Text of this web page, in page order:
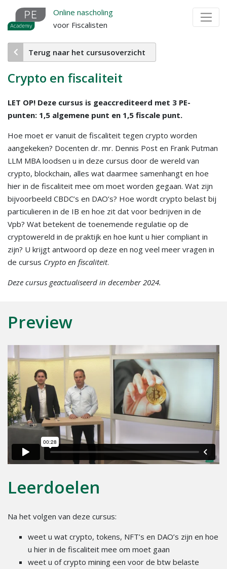
Overslaan
naar
de
inhoud
Online nascholing
voor Fiscalisten
Terug naar het cursusoverzicht
Crypto en fiscaliteit
LET OP! Deze cursus is geaccrediteerd met 3 PE-
punten: 1,5 algemene punt en 1,5 fiscale punt.
Hoe moet er vanuit de fiscaliteit tegen crypto worden
aangekeken? Docenten dr. mr. Dennis Post en Frank Putman
LLM MBA loodsen u in deze cursus door de wereld van
crypto, blockchain, alles wat daarmee samenhangt en hoe
hier in de fiscaliteit mee om moet worden gegaan. Wat zijn
bijvoorbeeld CBDC’s en DAO’s? Hoe wordt crypto belast bij
particulieren in de IB en hoe zit dat voor bedrijven in de
Vpb? Wat betekent de toenemende regulatie op de
cryptowereld in de praktijk en hoe kunt u hier compliant in
zijn? U krijgt antwoord op deze en nog veel meer vragen in
de cursus Crypto en fiscaliteit.
Deze cursus geactualiseerd in december 2024.
Preview
Leerdoelen
Na het volgen van deze cursus:
weet u wat crypto, tokens, NFT’s en DAO’s zijn en hoe
u hier in de fiscaliteit mee om moet gaan
weet u of crypto mining een voor de btw belaste